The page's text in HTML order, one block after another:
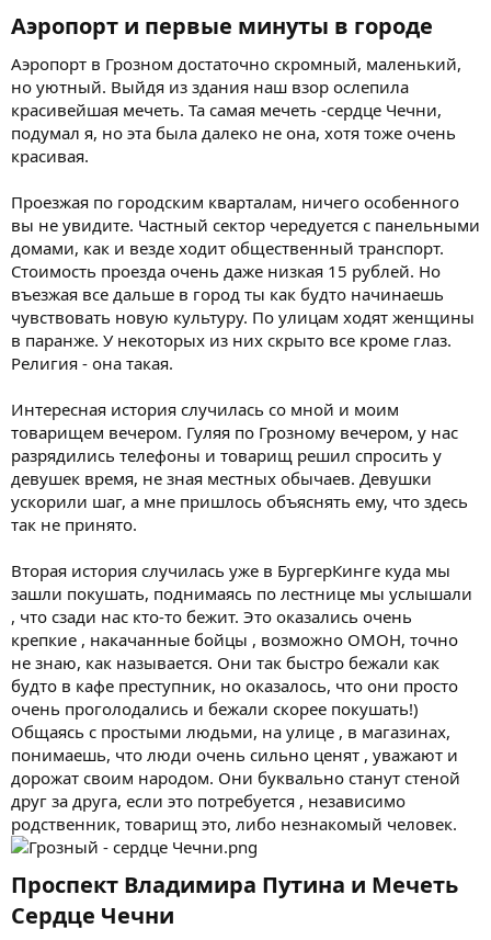
Аэропорт и первые минуты в городе​
Аэропорт в Грозном достаточно скромный, маленький,
но уютный. Выйдя из здания наш взор ослепила
красивейшая мечеть. Та самая мечеть -сердце Чечни,
подумал я, но эта была далеко не она, хотя тоже очень
красивая.
Проезжая по городским кварталам, ничего особенного
вы не увидите. Частный сектор чередуется с панельными
домами, как и везде ходит общественный транспорт.
Стоимость проезда очень даже низкая 15 рублей. Но
въезжая все дальше в город ты как будто начинаешь
чувствовать новую культуру. По улицам ходят женщины
в паранже. У некоторых из них скрыто все кроме глаз.
Религия - она такая.
Интересная история случилась со мной и моим
товарищем вечером. Гуляя по Грозному вечером, у нас
разрядились телефоны и товарищ решил спросить у
девушек время, не зная местных обычаев. Девушки
ускорили шаг, а мне пришлось объяснять ему, что здесь
так не принято.
Вторая история случилась уже в БургерКинге куда мы
зашли покушать, поднимаясь по лестнице мы услышали
, что сзади нас кто-то бежит. Это оказались очень
крепкие , накачанные бойцы , возможно ОМОН, точно
не знаю, как называется. Они так быстро бежали как
будто в кафе преступник, но оказалось, что они просто
очень проголодались и бежали скорее покушать!)
Общаясь с простыми людьми, на улице , в магазинах,
понимаешь, что люди очень сильно ценят , уважают и
дорожат своим народом. Они буквально станут стеной
друг за друга, если это потребуется , независимо
родственник, товарищ это, либо незнакомый человек.
Проспект Владимира Путина и Мечеть
Сердце Чечни​